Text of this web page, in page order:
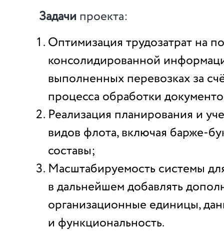
Задачи проекта:
Оптимизация трудозатрат на
консолидированной
выполненных перевозках за
процесса обработки
Реализация планирования и
видов флота, включая барже-
составы;
Масштабируемость системы
в дальнейшем добавлять
организационные единицы,
и функциональность.